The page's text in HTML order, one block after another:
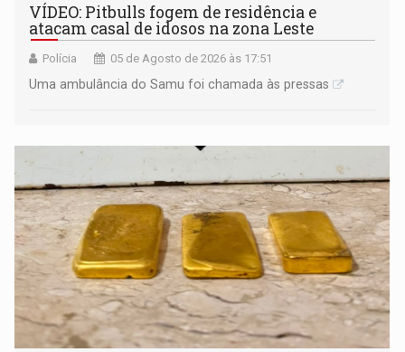
VÍDEO: Pitbulls fogem de residência e
atacam casal de idosos na zona Leste
Polícia 05 de Agosto de 2026 às 17:51
Uma ambulância do Samu foi chamada às pressas